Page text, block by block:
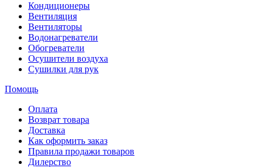
Кондиционеры
Вентиляция
Вентиляторы
Водонагреватели
Обогреватели
Осушители воздуха
Сушилки для рук
Помощь
Оплата
Возврат товара
Доставка
Как оформить заказ
Правила продажи товаров
Дилерство